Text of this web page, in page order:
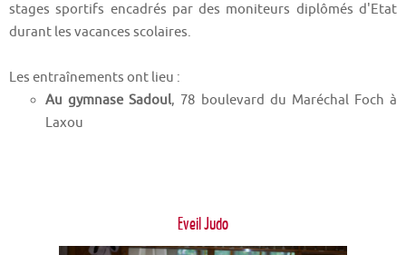
stages sportifs encadrés par des moniteurs diplômés d'Etat
durant les vacances scolaires.
Les entraînements ont lieu :
Au gymnase Sadoul, 78 boulevard du Maréchal Foch à
Laxou
Eveil Judo